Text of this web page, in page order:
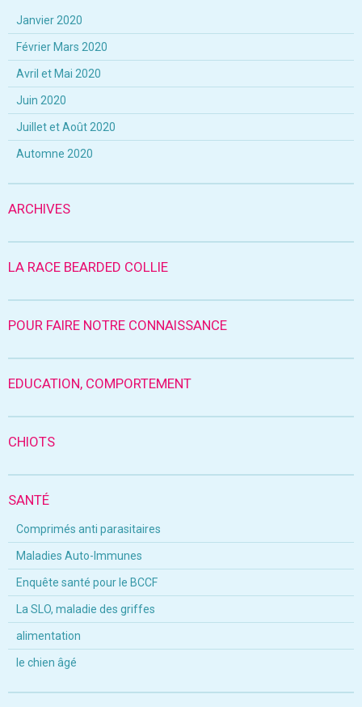
Janvier 2020
Février Mars 2020
Avril et Mai 2020
Juin 2020
Juillet et Août 2020
Automne 2020
ARCHIVES
LA RACE BEARDED COLLIE
POUR FAIRE NOTRE CONNAISSANCE
EDUCATION, COMPORTEMENT
CHIOTS
SANTÉ
Comprimés anti parasitaires
Maladies Auto-Immunes
Enquête santé pour le BCCF
La SLO, maladie des griffes
alimentation
le chien âgé